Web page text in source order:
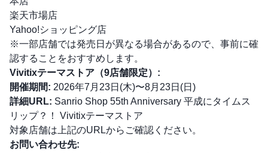
楽天市場店
Yahoo!ショッピング店
※一部店舗では発売日が異なる場合があるので、事前に確
認することをおすすめします。
Vivitixテーマストア（9店舗限定）:
開催期間: 2026年7月23日(木)〜8月23日(日)
詳細URL: Sanrio Shop 55th Anniversary 平成にタイムス
リップ？！ Vivitixテーマストア
対象店舗は上記のURLからご確認ください。
お問い合わせ先: